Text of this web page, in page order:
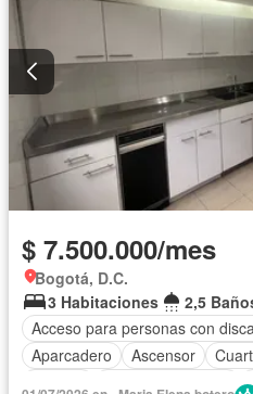
$ 7.500.000/mes
Bogotá, D.C.
3 Habitaciones
2,5
Acceso para personas con
Aparcadero
Ascensor